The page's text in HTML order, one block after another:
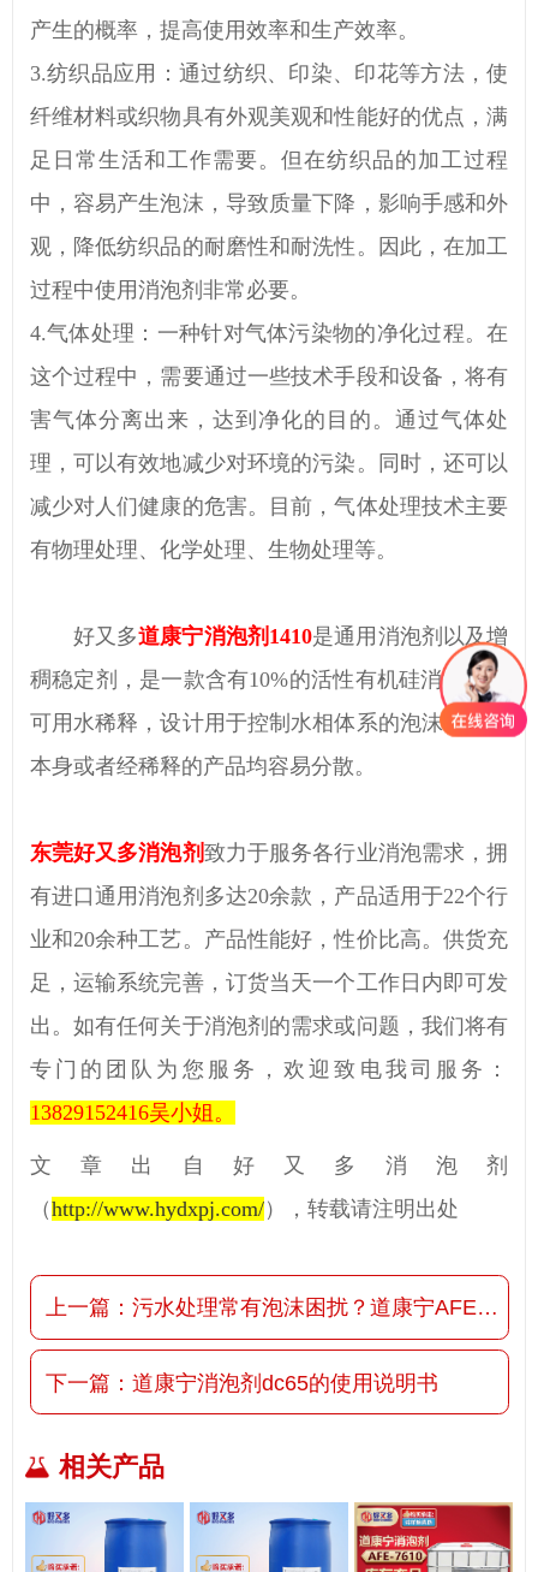
产生的概率，提高使用效率和生产效率。
3.纺织品应用：通过纺织、印染、印花等方法，使
纤维材料或织物具有外观美观和性能好的优点，满
足日常生活和工作需要。但在纺织品的加工过程
中，容易产生泡沫，导致质量下降，影响手感和外
观，降低纺织品的耐磨性和耐洗性。因此，在加工
过程中使用消泡剂非常必要。
4.气体处理：一种针对气体污染物的净化过程。在
这个过程中，需要通过一些技术手段和设备，将有
害气体分离出来，达到净化的目的。通过气体处
理，可以有效地减少对环境的污染。同时，还可以
减少对人们健康的危害。目前，气体处理技术主要
有物理处理、化学处理、生物处理等。
好又多道康宁消泡剂1410是通用消泡剂以及增
稠稳定剂，是一款含有10%的活性有机硅消泡剂，
可用水稀释，设计用于控制水相体系的泡沫，产品
本身或者经稀释的产品均容易分散。
东莞好又多消泡剂致力于服务各行业消泡需求，拥
有进口通用消泡剂多达20余款，产品适用于22个行
业和20余种工艺。产品性能好，性价比高。供货充
足，运输系统完善，订货当天一个工作日内即可发
出。如有任何关于消泡剂的需求或问题，我们将有
专门的团队为您服务，欢迎致电我司服务：
13829152416吴小姐。
文章出自好又多消泡剂
（http://www.hydxpj.com/） ，转载请注明出处
上一篇： 污水处理常有泡沫困扰？道康宁AFE-7610消泡剂来解决
下一篇： 道康宁消泡剂dc65的使用说明书
相关产品